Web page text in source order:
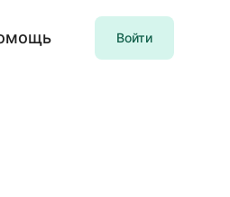
Войти